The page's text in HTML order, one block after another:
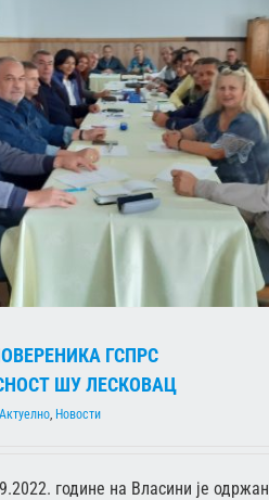
ГСПРС
ШУ ЛЕСКОВАЦ
Актуелно Новости
године на Власини је одржан